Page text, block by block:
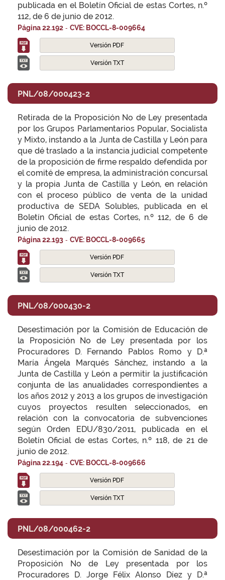
publicada en el Boletín Oficial de estas Cortes, n.º
112, de 6 de junio de 2012.
Página 22.192 - CVE: BOCCL-8-009664
Versión PDF
Versión TXT
PNL/08/000423-2
Retirada de la Proposición No de Ley presentada
por los Grupos Parlamentarios Popular, Socialista
y Mixto, instando a la Junta de Castilla y León para
que dé traslado a la instancia judicial competente
de la proposición de firme respaldo defendida por
el comité de empresa, la administración concursal
y la propia Junta de Castilla y León, en relación
con el proceso público de venta de la unidad
productiva de SEDA Solubles, publicada en el
Boletín Oficial de estas Cortes, n.º 112, de 6 de
junio de 2012.
Página 22.193 - CVE: BOCCL-8-009665
Versión PDF
Versión TXT
PNL/08/000430-2
Desestimación por la Comisión de Educación de
la Proposición No de Ley presentada por los
Procuradores D. Fernando Pablos Romo y D.ª
María Ángela Marqués Sánchez, instando a la
Junta de Castilla y León a permitir la justificación
conjunta de las anualidades correspondientes a
los años 2012 y 2013 a los grupos de investigación
cuyos proyectos resulten seleccionados, en
relación con la convocatoria de subvenciones
según Orden EDU/830/2011, publicada en el
Boletín Oficial de estas Cortes, n.º 118, de 21 de
junio de 2012.
Página 22.194 - CVE: BOCCL-8-009666
Versión PDF
Versión TXT
PNL/08/000462-2
Desestimación por la Comisión de Sanidad de la
Proposición No de Ley presentada por los
Procuradores D. Jorge Félix Alonso Díez y D.ª